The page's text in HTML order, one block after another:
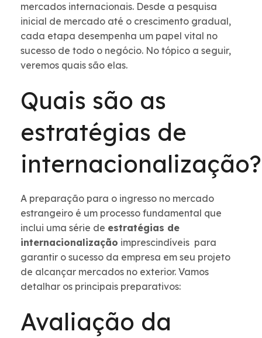
mercados internacionais. Desde a pesquisa
inicial de mercado até o crescimento gradual,
cada etapa desempenha um papel vital no
sucesso de todo o negócio. No tópico a seguir,
veremos quais são elas.
Quais são as
estratégias de
internacionalização?
A preparação para o ingresso no mercado
estrangeiro é um processo fundamental que
inclui uma série de estratégias de
internacionalização imprescindíveis para
garantir o sucesso da empresa em seu projeto
de alcançar mercados no exterior. Vamos
detalhar os principais preparativos:
Avaliação da